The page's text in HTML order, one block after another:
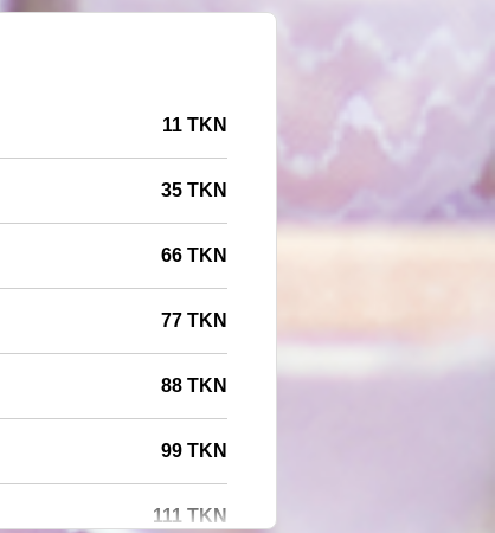
11 TKN
35 TKN
66 TKN
77 TKN
88 TKN
99 TKN
111 TKN